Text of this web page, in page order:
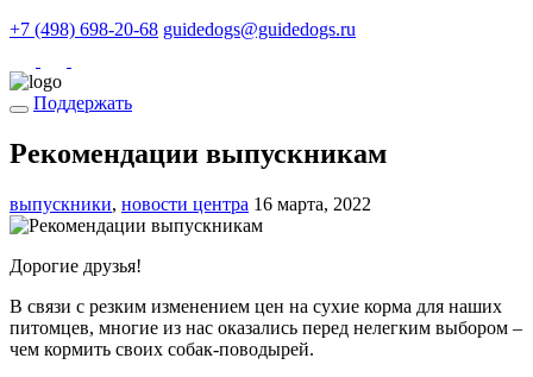
+7 (498) 698-20-68 guidedogs@guidedogs.ru
Поддержать
Рекомендации выпускникам
выпускники, новости центра 16 марта, 2022
Дорогие друзья!
В связи с резким изменением цен на сухие корма для наших
питомцев, многие из нас оказались перед нелегким выбором –
чем кормить своих собак-поводырей.